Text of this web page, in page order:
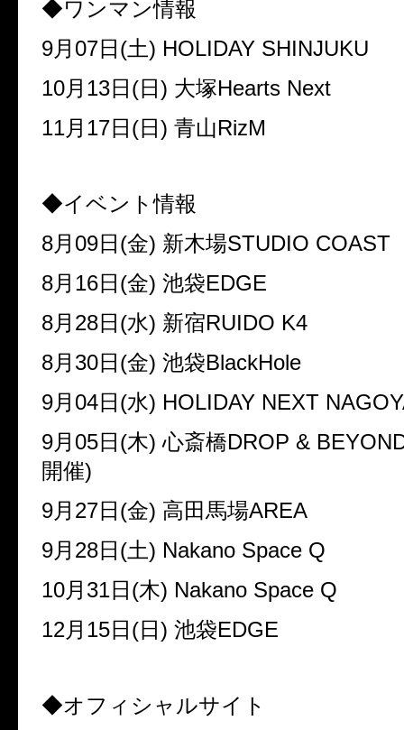
◆ワンマン情報
9月 07日 (土) HOLIDAY SHINJUKU
10月 13日 (日 ) 大塚Hearts Next
11月 17日 (日 ) 青山RizM
◆イベント情報
8月 09日 (金) 新木場STUDIO COAST
8月 16日 (金) 池袋EDGE
8月 28日 (水) 新宿RUIDO K4
8月 30日 (金) 池袋BlackHole
9月 04日 (水) HOLIDAY NEXT
9月 05日 (木)心斎橋DROP &
開催)
9月 27日 (金) 高田馬場AREA
9月 28日 (土) Nakano Space Q
10月 31日 (木) Nakano Space Q
12月 15日 (日 ) 池袋EDGE
◆オフィシャルサイト